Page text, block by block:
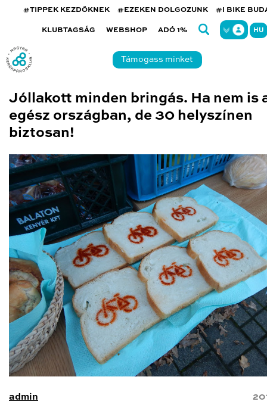
#TIPPEK KEZDŐKNEK #EZEKEN DOLGOZUNK #I BIKE
KLUBTAGSÁG WEBSHOP ADÓ 1% HU
Támogass minket
Jóllakott minden bringás. Ha nem is
egész országban, de 30 helyszínen
biztosan!
admin